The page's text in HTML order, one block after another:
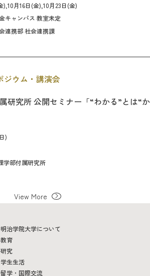
),10月16日(金),10月23日(金)
キャンパス 教室未定
連携部 社会連携課
ジウム・講演会
研究所 公開セミナー「“わかる”とは“か
)
学部付属研究所
View More
明治学院大学について
教育
研究
学生生活
留学・国際交流